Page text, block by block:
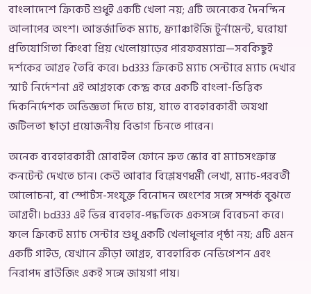
বাংলাদেশে ক্রিকেট শুধুই একটি খেলা নয়; এটি অনেকের দৈনন্দিন
আলাপের অংশ। আন্তর্জাতিক ম্যাচ, ফ্র্যাঞ্চাইজি টুর্নামেন্ট, ঘরোয়া
প্রতিযোগিতা কিংবা প্রিয় খেলোয়াড়ের পারফরম্যান্স—সবকিছুই
দর্শকের আগ্রহ তৈরি করে। bd333 ক্রিকেট ম্যাচ সেন্টারে ম্যাচ দেখার
স্মার্ট নির্দেশনা এই আগ্রহকে কেন্দ্র করে একটি বাংলা-ভিত্তিক
দিকনির্দেশক অভিজ্ঞতা দিতে চায়, যাতে ব্যবহারকারী অযথা
জটিলতা ছাড়া প্রয়োজনীয় বিভাগ চিনতে পারেন।
অনেক ব্যবহারকারী মোবাইল ফোনে দ্রুত স্কোর বা ম্যাচসংক্রান্ত
কনটেন্ট দেখতে চান। কেউ আবার বিশ্লেষণধর্মী লেখা, ম্যাচ-পরবর্তী
আলোচনা, বা স্পোর্টস-সংযুক্ত বিনোদন অংশের সঙ্গে সম্পর্ক বুঝতে
আগ্রহী। bd333 এই ভিন্ন ব্যবহার-পদ্ধতিকে একসঙ্গে বিবেচনা করে।
ফলে ক্রিকেট ম্যাচ সেন্টার শুধু একটি খেলাধুলার পৃষ্ঠা নয়; এটি এমন
একটি গাইড, যেখানে ক্রীড়া আগ্রহ, ব্যবহারিক নেভিগেশন এবং
নিরাপদ ব্রাউজিং একই সঙ্গে জায়গা পায়।